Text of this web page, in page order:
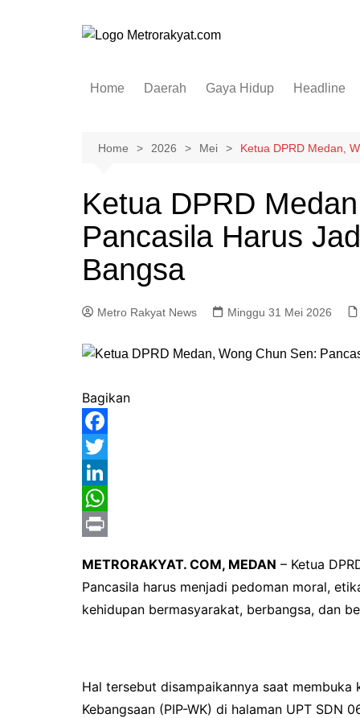
Home Daerah Gaya Hidup
Hiburan
Olahraga
Otomotif
Headline
Home 2026 Mei Ketua DPRD Medan,
Ketua DPRD
Pancasila Harus
Bangsa
Metro Rakyat News Minggu 31 Mei 2026
Bagikan
F
a
c
e
o
T
w
e
L
e
n
W
t
p
p
i
METRORAKYAT. COM, MEDAN – Ketua
Pancasila harus menjadi pedoman moral,
kehidupan bermasyarakat, berbangsa, dan
Hal tersebut disampaikannya saat membuka
Kebangsaan (PIP-WK) di halaman UPT SDN